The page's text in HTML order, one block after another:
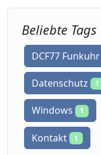
Beliebte Tags
DCF77
Datenschutz 1
Windows 1
Kontakt 1